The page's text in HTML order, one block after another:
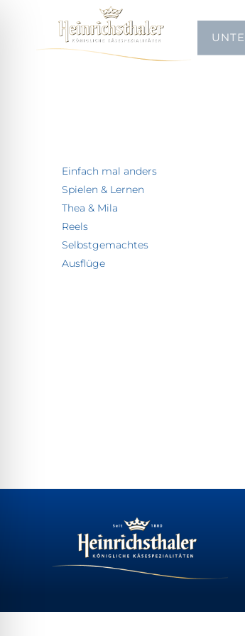
Einfach mal anders
Spielen & Lernen
Thea & Mila
Reels
Selbstgemachtes
Ausflüge